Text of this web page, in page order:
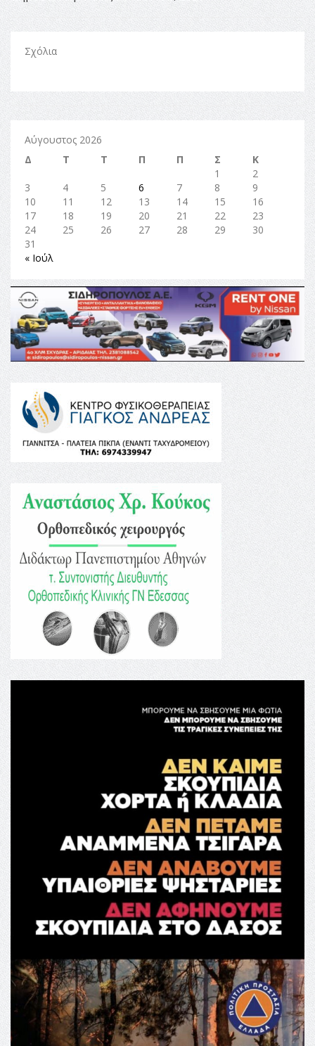
Σχόλια
Αύγουστος 2026
Δ
Τ Τ Π Π Σ
Κ
1
2
3
4 5 6 7 8
9
10
11 12 13 14 15
16
17
18 19 20 21 22
23
24
25 26 27 28 29
30
31
« Ιούλ